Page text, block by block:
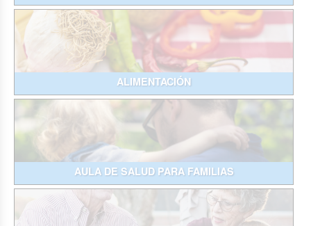
ALIMENTACIÓN
AULA DE SALUD PARA FAMILIAS